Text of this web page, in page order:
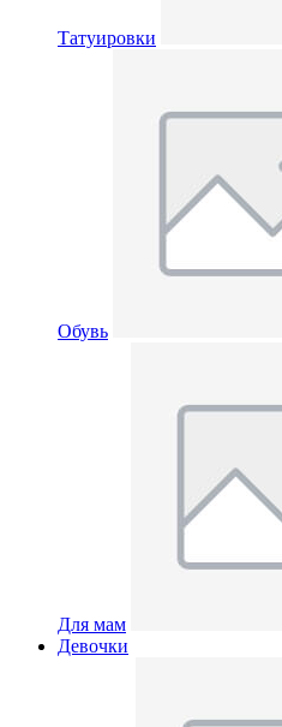
Татуировки
Обувь
Для мам
Девочки